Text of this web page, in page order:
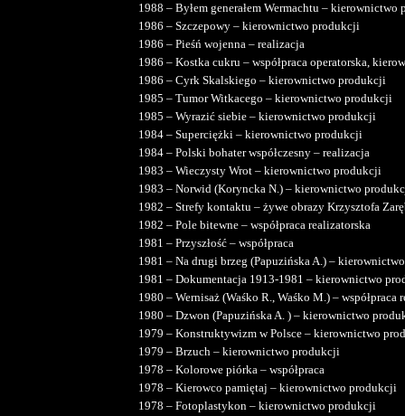
1988 – Byłem generałem Wermachtu – kierownictwo
1986 – Szczepowy – kierownictwo produkcji
1986 – Pieśń wojenna – realizacja
1986 – Kostka cukru – współpraca operatorska,
1986 – Cyrk Skalskiego – kierownictwo produkcji
1985 – Tumor Witkacego – kierownictwo produkcji
1985 – Wyrazić siebie – kierownictwo produkcji
1984 – Superciężki – kierownictwo produkcji
1984 – Polski bohater współczesny – realizacja
1983 – Wieczysty Wrot – kierownictwo produkcji
1983 – Norwid (Koryncka N.) – kierownictwo
1982 – Strefy kontaktu – żywe obrazy Krzysztofa
1982 – Pole bitewne – współpraca realizatorska
1981 – Przyszłość – współpraca
1981 – Na drugi brzeg (Papuzińska A.) –
1981 – Dokumentacja 1913-1981 – kierownictwo
1980 – Wernisaż (Waśko R., Waśko M.) – współpraca
1980 – Dzwon (Papuzińska A. ) – kierownictwo
1979 – Konstruktywizm w Polsce – kierownictwo
1979 – Brzuch – kierownictwo produkcji
1978 – Kolorowe piórka – współpraca
1978 – Kierowco pamiętaj – kierownictwo produkcji
1978 – Fotoplastykon – kierownictwo produkcji